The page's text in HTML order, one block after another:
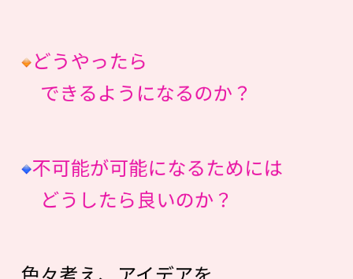
どうやったら
できるようになるのか？
不可能が可能になるためには
どうしたら良いのか？